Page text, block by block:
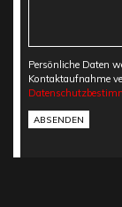
Persönliche Daten
Kontaktaufnahme
ABSENDEN